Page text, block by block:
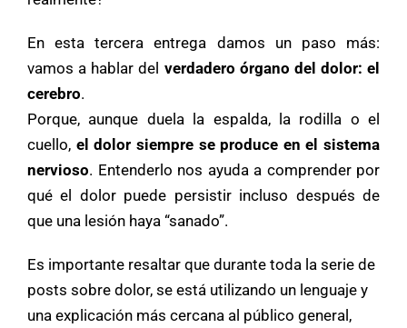
En esta tercera entrega damos un paso más:
vamos a hablar del verdadero órgano del dolor: el
cerebro.
Porque, aunque duela la espalda, la rodilla o el
cuello, el dolor siempre se produce en el sistema
nervioso. Entenderlo nos ayuda a comprender por
qué el dolor puede persistir incluso después de
que una lesión haya “sanado”.
Es importante resaltar que durante toda la serie de
posts sobre dolor, se está utilizando un lenguaje y
una explicación más cercana al público general,